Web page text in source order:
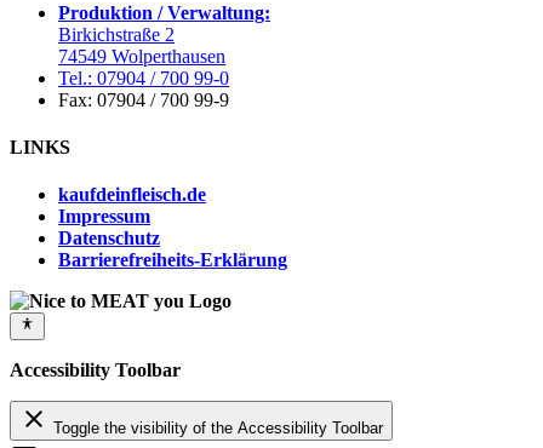
Produktion / Verwaltung:
Birkichstraße 2
74549 Wolperthausen
Tel.: 07904 / 700 99-0
Fax: 07904 / 700 99-9
LINKS
kaufdeinfleisch.de
Impressum
Datenschutz
Barrierefreiheits-Erklärung
Accessibility Toolbar
close Toggle the visibility of the Accessibility Toolbar